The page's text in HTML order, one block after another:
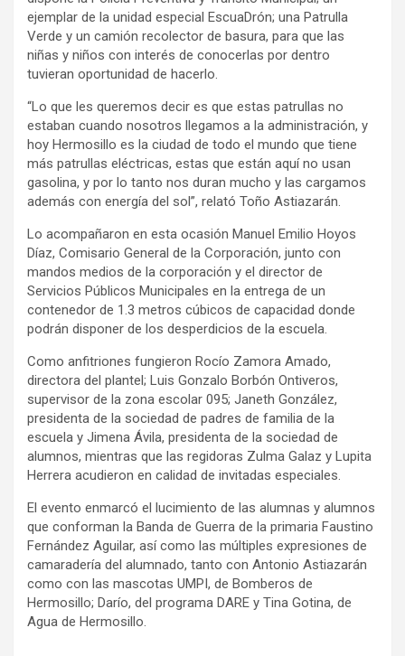
ejemplar de la unidad especial EscuaDrón; una Patrulla
Verde y un camión recolector de basura, para que las
niñas y niños con interés de conocerlas por dentro
tuvieran oportunidad de hacerlo.
“Lo que les queremos decir es que estas patrullas no
estaban cuando nosotros llegamos a la administración, y
hoy Hermosillo es la ciudad de todo el mundo que tiene
más patrullas eléctricas, estas que están aquí no usan
gasolina, y por lo tanto nos duran mucho y las cargamos
además con energía del sol”, relató Toño Astiazarán.
Lo acompañaron en esta ocasión Manuel Emilio Hoyos
Díaz, Comisario General de la Corporación, junto con
mandos medios de la corporación y el director de
Servicios Públicos Municipales en la entrega de un
contenedor de 1.3 metros cúbicos de capacidad donde
podrán disponer de los desperdicios de la escuela.
Como anfitriones fungieron Rocío Zamora Amado,
directora del plantel; Luis Gonzalo Borbón Ontiveros,
supervisor de la zona escolar 095; Janeth González,
presidenta de la sociedad de padres de familia de la
escuela y Jimena Ávila, presidenta de la sociedad de
alumnos, mientras que las regidoras Zulma Galaz y Lupita
Herrera acudieron en calidad de invitadas especiales.
El evento enmarcó el lucimiento de las alumnas y alumnos
que conforman la Banda de Guerra de la primaria Faustino
Fernández Aguilar, así como las múltiples expresiones de
camaradería del alumnado, tanto con Antonio Astiazarán
como con las mascotas UMPI, de Bomberos de
Hermosillo; Darío, del programa DARE y Tina Gotina, de
Agua de Hermosillo.